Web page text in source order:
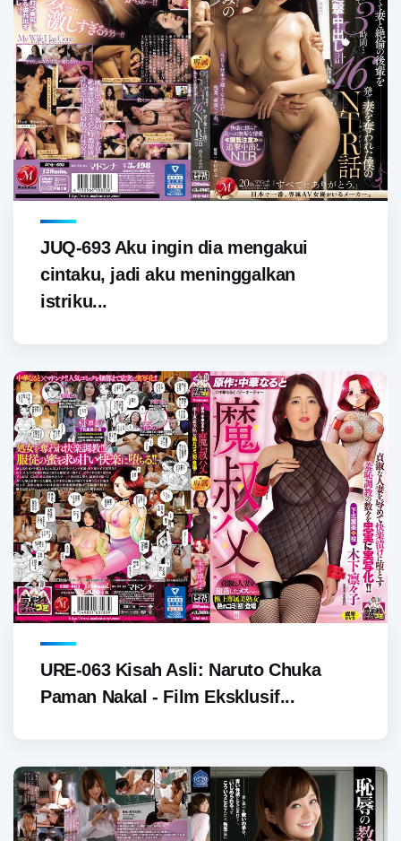
JUQ-693 Aku ingin dia mengakui
cintaku, jadi aku meninggalkan
istriku...
URE-063 Kisah Asli: Naruto Chuka
Paman Nakal - Film Eksklusif...